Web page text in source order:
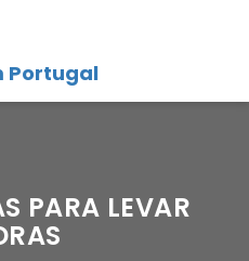
Portugal
PARA LEVAR